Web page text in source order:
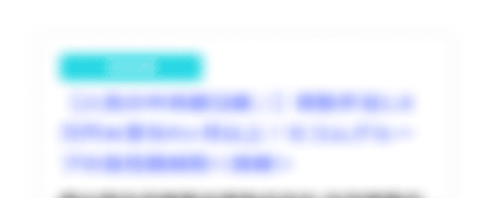
長崎県
熊本県
大分県
西東京市
瑞穂町
日の出町
檜原村
長崎県
熊本県
大分県
西東京市
瑞穂町
日の出町
檜原村